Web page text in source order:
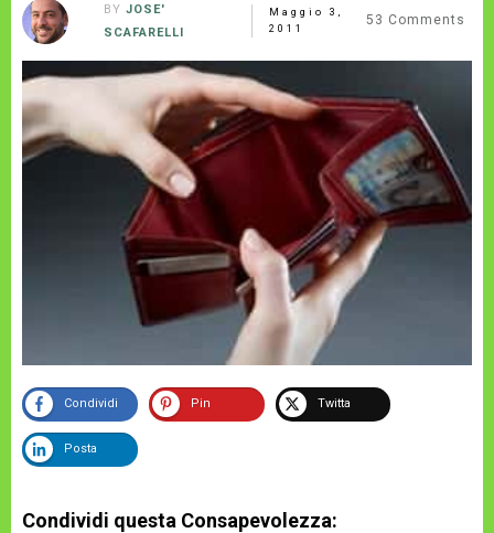
BY JOSE'
SCAFARELLI
Maggio 3,
2011
53 Comments
Condividi Pin Twitta
Posta
Condividi questa Consapevolezza: